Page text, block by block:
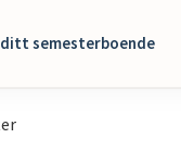
semesterboende